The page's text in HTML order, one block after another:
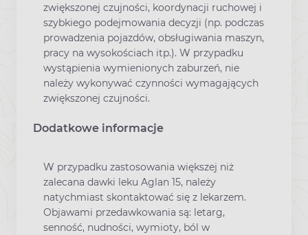
zwiększonej czujności, koordynacji ruchowej i
szybkiego podejmowania decyzji (np. podczas
prowadzenia pojazdów, obsługiwania maszyn,
pracy na wysokościach itp.). W przypadku
wystąpienia wymienionych zaburzeń, nie
należy wykonywać czynności wymagających
zwiększonej czujności.
Dodatkowe informacje
W przypadku zastosowania większej niż
zalecana dawki leku Aglan 15, należy
natychmiast skontaktować się z lekarzem.
Objawami przedawkowania są: letarg,
senność, nudności, wymioty, ból w